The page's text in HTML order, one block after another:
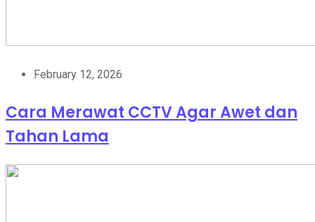
February 12, 2026
Cara Merawat CCTV Agar Awet dan
Tahan Lama